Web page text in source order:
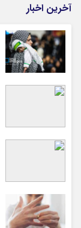
آخرین اخبار